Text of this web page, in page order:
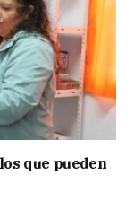
que pueden